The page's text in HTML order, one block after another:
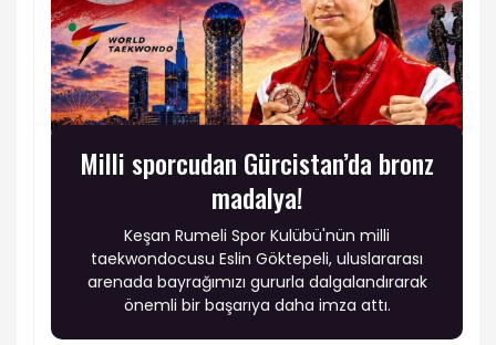
Milli sporcudan Gürcistan’da bronz
madalya!
Keşan Rumeli Spor Kulübü'nün milli
taekwondocusu Eslin Göktepeli, uluslararası
arenada bayrağımızı gururla dalgalandırarak
önemli bir başarıya daha imza attı.